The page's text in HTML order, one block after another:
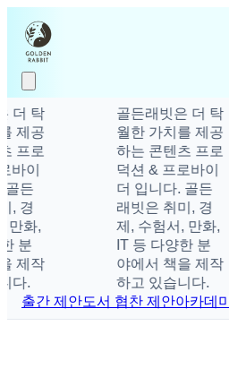
더 탁
제공
프로
바이
골든
, 경
만화,
분
제작
다.
골든래빗은 더 탁
월한 가치를 제공
하는 콘텐츠 프로
덕션 & 프로바이
더 입니다. 골든
래빗은 취미, 경
제, 수험서, 만화,
IT 등 다양한 분
야에서 책을 제작
하고 있습니다.
출간 제안도서 협찬 제안아카데